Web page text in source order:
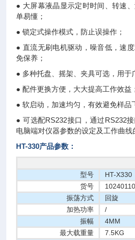
● 大屏幕液晶显示定时时间、转速
单易懂；
● 锁定式操作模式，防止误操作；
● 直流无刷电机驱动，噪音低，速
免保养；
● 多种托盘、摇架、夹具可选，用于
● 配件更换方便，大大提高工作效益
● 软启动，加速均匀，有效避免样品
● 可选配RS232接口，通过RS232
电脑端对仪器参数的设定及工作曲线
HT-330产品参数：
型号
HT-X330
货号
振荡方式
回旋
加热功率
/
振幅
4MM
最大载重量
7.5KG